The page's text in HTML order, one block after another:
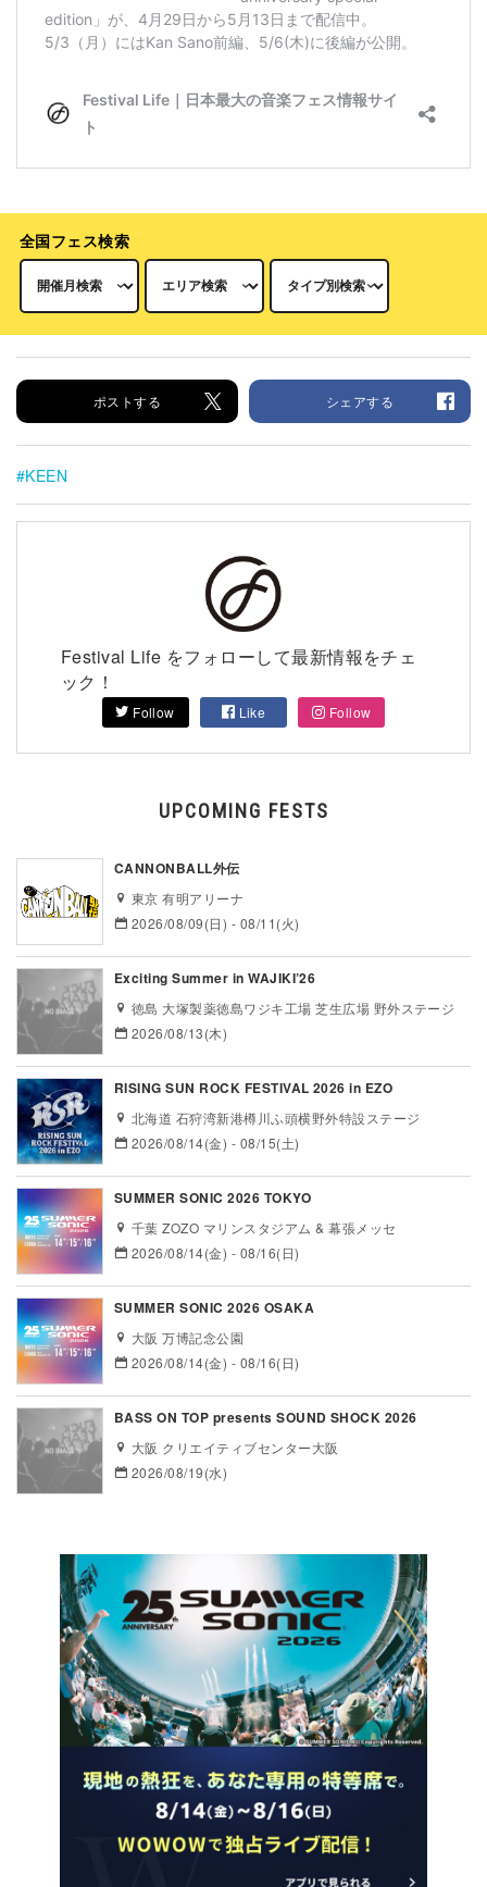
全国フェス検索
ポストする シェアする
KEEN
Festival Life をフォローして最新情報をチェ
ック！
Follow Like Follow
UPCOMING FESTS
CANNONBALL外伝
東京 有明アリーナ
2026/08/09(日) - 08/11(火)
Exciting Summer in WAJIKI’26
徳島 大塚製薬徳島ワジキ工場 芝生広場 野外ステージ
2026/08/13(木)
RISING SUN ROCK FESTIVAL 2026 in EZO
北海道 石狩湾新港樽川ふ頭横野外特設ステージ
2026/08/14(金) - 08/15(土)
SUMMER SONIC 2026 TOKYO
千葉 ZOZO マリンスタジアム & 幕張メッセ
2026/08/14(金) - 08/16(日)
SUMMER SONIC 2026 OSAKA
大阪 万博記念公園
2026/08/14(金) - 08/16(日)
BASS ON TOP presents SOUND SHOCK 2026
大阪 クリエイティブセンター大阪
2026/08/19(水)